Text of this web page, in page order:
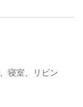
寝室、リビン